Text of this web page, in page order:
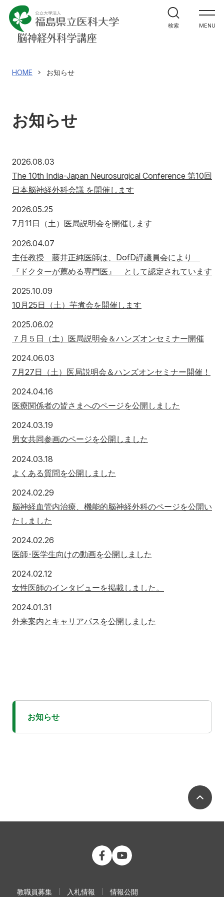
MENU
ホーム
教室紹介
研究紹介
医療関係者の皆様へ
医局員・同門会員専用
講座へのお問合せ
検索
HOME お知らせ
お知らせ
2026.08.03
The 10th India-Japan Neurosurgical Conference 第10回
日本脳神経外科会議 を開催します
2026.05.25
7月11日（土）医局説明会を開催します
2026.04.07
主任教授 藤井正純医師は、DofD評議員会により
『ドクターが薦める専門医』 として認定されています
2025.10.09
10月25日（土）芋煮会を開催します
2025.06.02
７月５日（土）医局説明会＆ハンズオンセミナー開催
2024.06.03
7月27日（土）医局説明会＆ハンズオンセミナー開催！
2024.04.16
医療関係者の皆さまへのページを公開しました
2024.03.19
男女共同参画のページを公開しました
2024.03.18
よくある質問を公開しました
2024.02.29
脳神経血管内治療、機能的脳神経外科のページを公開い
たしました
2024.02.26
医師･医学生向けの動画を公開しました
2024.02.12
女性医師のインタビューを掲載しました。
2024.01.31
外来案内とキャリアパスを公開しました
お知らせ
公立大学法人 福島県立医科大学
教職員募集 入札情報 情報公開